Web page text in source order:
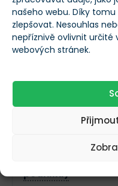
našeho webu. Díky
zlepšovat. Nesouhlas
nepříznivě ovlivnit
webových stránek.
akcii)
Kvartální růst
příjmů meziročně
Tržní kapitalizace
podniku)